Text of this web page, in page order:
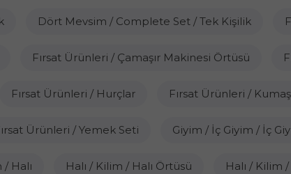
Dört Mevsim / Complete Set / Tek Kişilik
Fırsat Ürünleri / Çamaşır Makinesi Örtüsü
Fırsat Ürünleri / Hurçlar Fırsat Ürünleri / Kumaş
Ürünleri / Yemek Seti Giyim / İç Giyim / İç
/ Halı Halı / Kilim / Halı Örtüsü Halı / Kilim